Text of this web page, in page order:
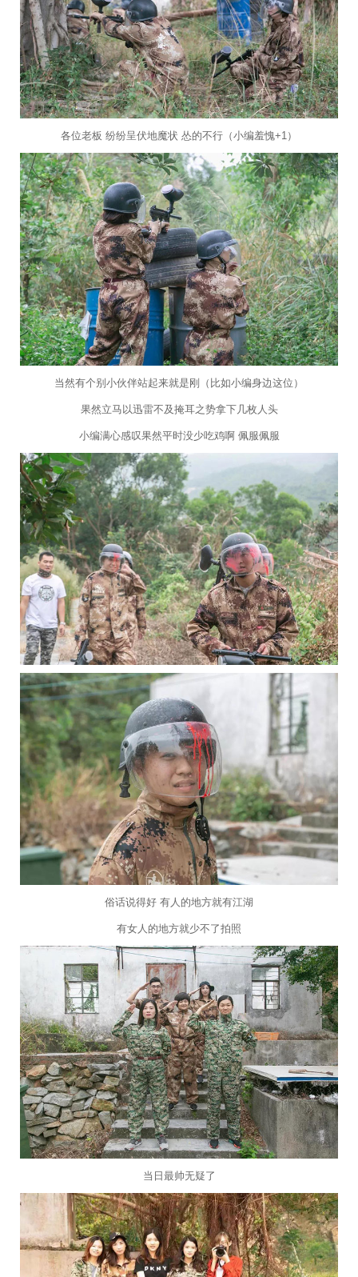
各位老板 纷纷呈伏地魔状 怂的不行（小编羞愧+1）
当然有个别小伙伴站起来就是刚（比如小编身边这位）
果然立马以迅雷不及掩耳之势拿下几枚人头
小编满心感叹果然平时没少吃鸡啊 佩服佩服
俗话说得好 有人的地方就有江湖
有女人的地方就少不了拍照
当日最帅无疑了